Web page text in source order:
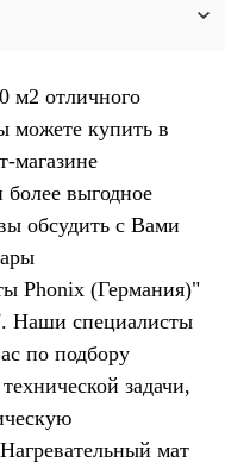
м2 отличного
можете купить в
магазине
выгодное
обсудить с Вами
Phonix (Германия)"
Наши специалисты
по подбору
задачи,
мат